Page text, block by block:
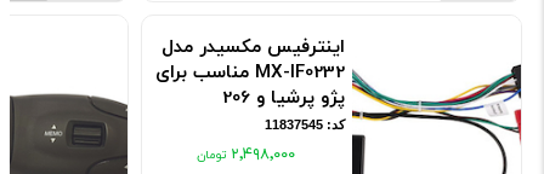
اینترفیس مکسیدر مدل
MX-IF0232 مناسب برای
پژو پرشیا و 206
کد: 11837545
۲٬۴۹۸٬۰۰۰